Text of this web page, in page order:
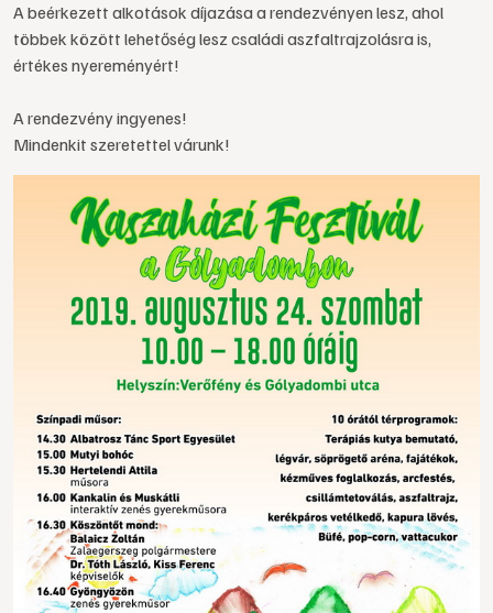
A beérkezett alkotások díjazása a rendezvényen lesz, ahol
többek között lehetőség lesz családi aszfaltrajzolásra is,
értékes nyereményért!
A rendezvény ingyenes!
Mindenkit szeretettel várunk!